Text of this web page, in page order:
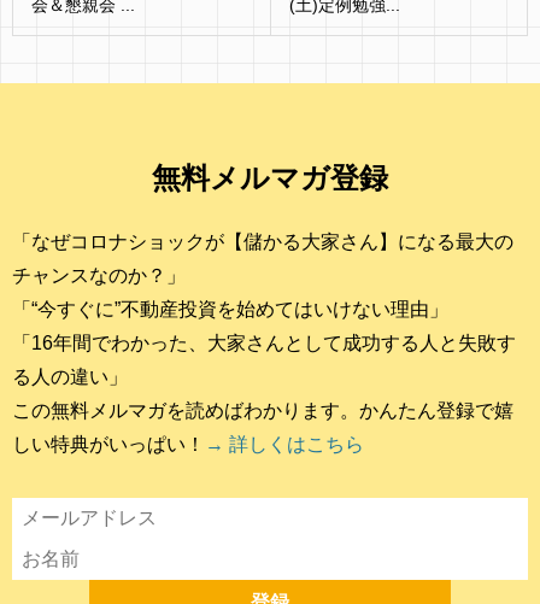
会＆懇親会 ... (土)定例勉強...
無料メルマガ登録
「なぜコロナショックが【儲かる大家さん】になる最大の
チャンスなのか？」
「“今すぐに”不動産投資を始めてはいけない理由」
「16年間でわかった、大家さんとして成功する人と失敗す
る人の違い」
この無料メルマガを読めばわかります。かんたん登録で嬉
しい特典がいっぱい！ → 詳しくはこちら